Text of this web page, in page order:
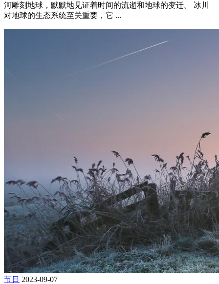
河雕刻地球，默默地见证着时间的流逝和地球的变迁。 冰川
对地球的生态系统至关重要，它 ...
节日 2023-09-07